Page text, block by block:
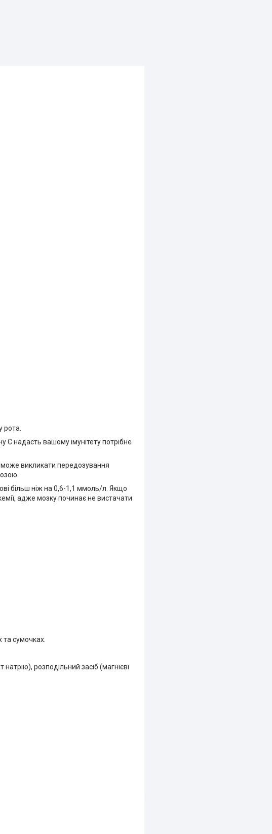
С надасть вашому імунітету потрібне
може викликати передозування
більш ніж на 0,6-1,1 ммоль/л. Якщо
адже мозку починає не вистачати
та сумочках.
розподільний засіб (магнієві